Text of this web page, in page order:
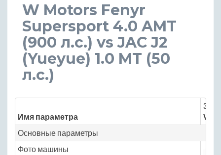
W Motors Fenyr
Supersport 4.0 AMT
(900 л.с.) vs JAC J2
(Yueyue) 1.0 MT (50
л.с.)
Имя параметра
W
Основные параметры
Фото машины